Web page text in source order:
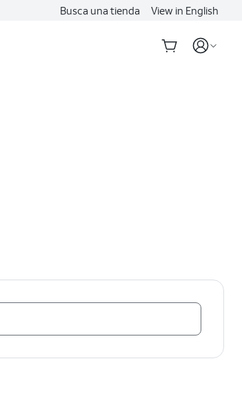
Busca una tienda View in English